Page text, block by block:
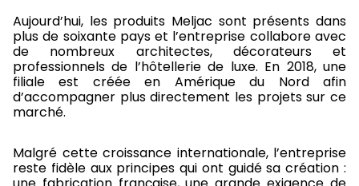
Aujourd’hui, les produits Meljac sont présents dans
plus de soixante pays et l’entreprise collabore avec
de nombreux architectes, décorateurs et
professionnels de l’hôtellerie de luxe. En 2018, une
filiale est créée en Amérique du Nord afin
d’accompagner plus directement les projets sur ce
marché.
Malgré cette croissance internationale, l’entreprise
reste fidèle aux principes qui ont guidé sa création :